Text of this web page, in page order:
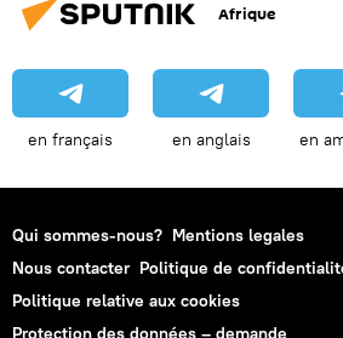
Afrique
en français en anglais en
Qui sommes-nous? Mentions legales
Nous contacter Politique de
Politique relative aux cookies
Protection des données – demande